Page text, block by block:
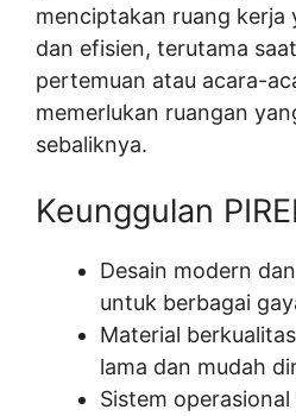
menciptakan ruang kerja
dan efisien, terutama
pertemuan atau acara-
memerlukan ruangan
sebaliknya.
Keunggulan
Desain modern
untuk berbagai
Material
lama dan mudah
Sistem